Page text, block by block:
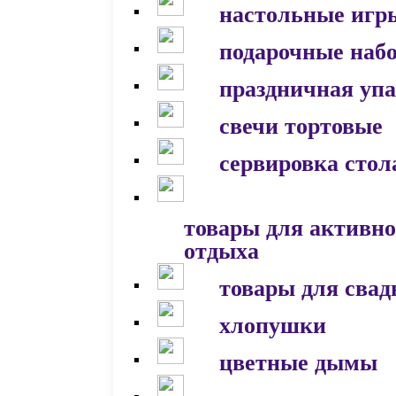
настольные
подарочные
праздничная
свечи тортовые
сервировка
товары для
отдыха
товары для
хлопушки
цветные дымы